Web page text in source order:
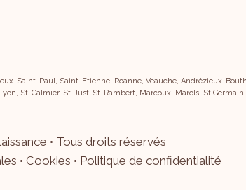
Saint-Paul, Saint-Etienne, Roanne, Veauche, Andrézieux-
St-Galmier, St-Just-St-Rambert, Marcoux, Marols, St
• Tous droits réservés
• Cookies • Politique de confidentialité